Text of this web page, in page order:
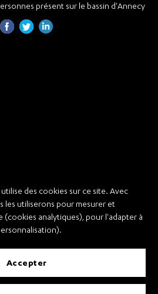
des cookies sur ce site. Avec
les utiliserons pour mesurer et
(cookies analytiques), pour l'adapter à
accepter
présent sur le bassin d'Annecy